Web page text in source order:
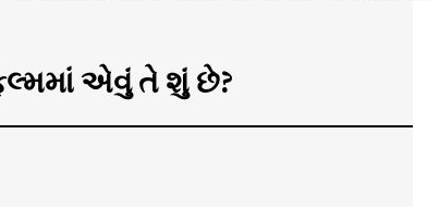
એવું તે શું છે?